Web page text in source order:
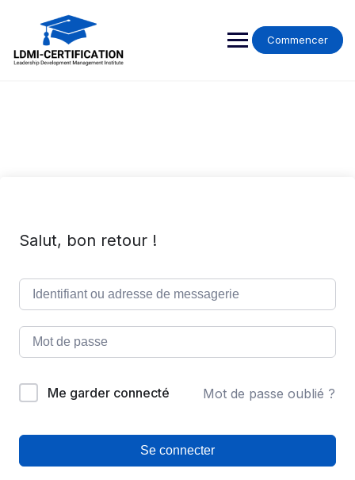
Commencer
Salut, bon retour !
Me garder connecté Mot de passe oublié ?
Se connecter